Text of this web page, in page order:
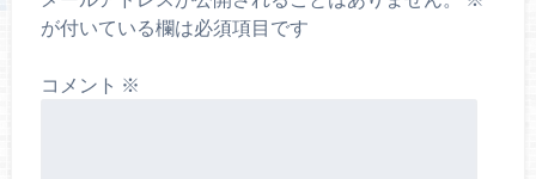
が付いている欄は必須項目です
コメント ※